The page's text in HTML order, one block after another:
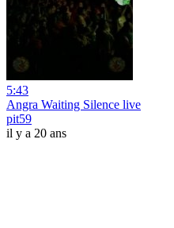
5:43
Angra Waiting Silence live
pit59
il y a 20 ans